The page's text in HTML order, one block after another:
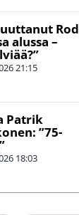
Rod
alussa –
21:15
Patrik
”75-
18:03